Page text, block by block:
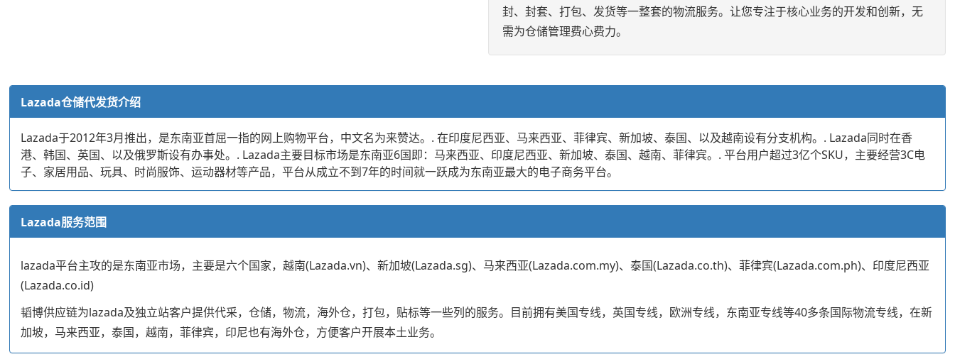
封、封套、打包、发货等一整套的物流服务。让您专注于核心业务的开发和创新，无
需为仓储管理费心费力。
Lazada仓储代发货介绍
Lazada于2012年3月推出，是东南亚首屈一指的网上购物平台，中文名为来赞达。. 在印度尼西亚、马来西亚、菲律宾、新加坡、泰国、以及越南设有分支机构。. Lazada同时在香
港、韩国、英国、以及俄罗斯设有办事处。. Lazada主要目标市场是东南亚6国即：马来西亚、印度尼西亚、新加坡、泰国、越南、菲律宾。. 平台用户超过3亿个SKU，主要经营3C电
子、家居用品、玩具、时尚服饰、运动器材等产品，平台从成立不到7年的时间就一跃成为东南亚最大的电子商务平台。
Lazada服务范围
lazada平台主攻的是东南亚市场，主要是六个国家，越南(Lazada.vn)、新加坡(Lazada.sg)、马来西亚(Lazada.com.my)、泰国(Lazada.co.th)、菲律宾(Lazada.com.ph)、印度尼西亚
(Lazada.co.id)
韬博供应链为lazada及独立站客户提供代采，仓储，物流，海外仓，打包，贴标等一些列的服务。目前拥有美国专线，英国专线，欧洲专线，东南亚专线等40多条国际物流专线，在新
加坡，马来西亚，泰国，越南，菲律宾，印尼也有海外仓，方便客户开展本土业务。